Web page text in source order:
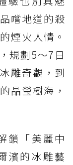
嚐地道的殺
煙火人情。
，規劃5～7日
雕奇觀，到
晶瑩樹海，
鎖「美麗中
濱的冰雕藝